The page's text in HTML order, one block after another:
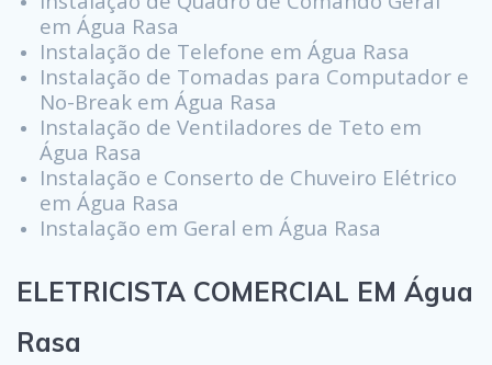
em Água Rasa
Instalação de Telefone em Água Rasa
Instalação de Tomadas para Computador e
No-Break em Água Rasa
Instalação de Ventiladores de Teto em
Água Rasa
Instalação e Conserto de Chuveiro Elétrico
em Água Rasa
Instalação em Geral em Água Rasa
ELETRICISTA COMERCIAL EM Água
Rasa